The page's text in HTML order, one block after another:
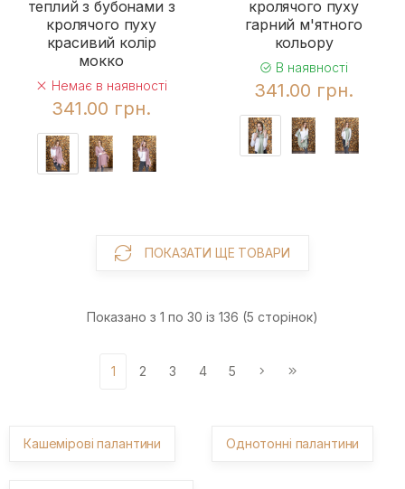
теплий з бубонами з
кролячого пуху
красивий колір
мокко
Немає в наявності
341.00 грн.
кролячого пуху
гарний м'ятного
кольору
В наявності
341.00 грн.
ПОКАЗАТИ ЩЕ ТОВАРИ
Показано з 1 по 30 із 136 (5 сторінок)
1 2 3 4 5
Кашемірові палантини Однотонні палантини